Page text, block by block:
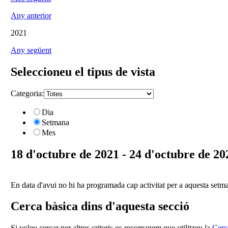
Any anterior
2021
Any següent
Seleccioneu el tipus de vista
Categoria:
Dia
Setmana
Mes
18 d'octubre de 2021 - 24 d'octubre de
En data d'avui no hi ha programada cap activitat per a aquesta
Cerca bàsica dins d'aquesta secció